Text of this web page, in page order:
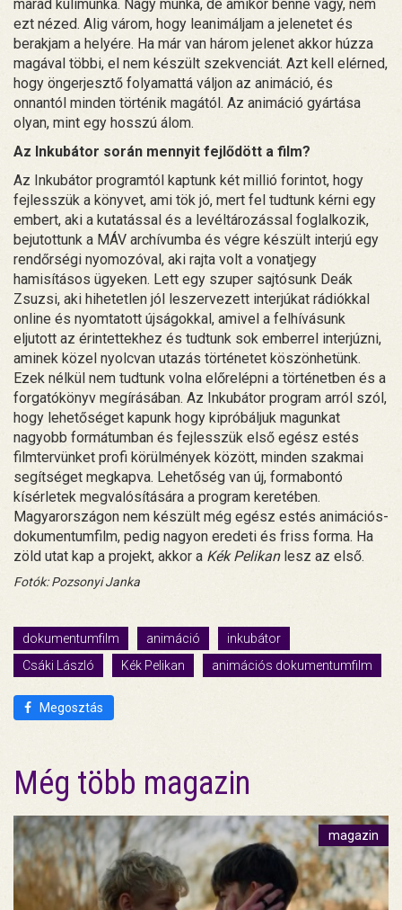
marad kulimunka. Nagy munka, de amikor benne vagy, nem
ezt nézed. Alig várom, hogy leanimáljam a jelenetet és
berakjam a helyére. Ha már van három jelenet akkor húzza
magával többi, el nem készült szekvenciát. Azt kell elérned,
hogy öngerjesztő folyamattá váljon az animáció, és
onnantól minden történik magától. Az animáció gyártása
olyan, mint egy hosszú álom.
Az Inkubátor során mennyit fejlődött a film?
Az Inkubátor programtól kaptunk két millió forintot, hogy
fejlesszük a könyvet, ami tök jó, mert fel tudtunk kérni egy
embert, aki a kutatással és a levéltározással foglalkozik,
bejutottunk a MÁV archívumba és végre készült interjú egy
rendőrségi nyomozóval, aki rajta volt a vonatjegy
hamisításos ügyeken. Lett egy szuper sajtósunk Deák
Zsuzsi, aki hihetetlen jól leszervezett interjúkat rádiókkal
online és nyomtatott újságokkal, amivel a felhívásunk
eljutott az érintettekhez és tudtunk sok emberrel interjúzni,
aminek közel nyolcvan utazás történetet köszönhetünk.
Ezek nélkül nem tudtunk volna előrelépni a történetben és a
forgatókönyv megírásában. Az Inkubátor program arról szól,
hogy lehetőséget kapunk hogy kipróbáljuk magunkat
nagyobb formátumban és fejlesszük első egész estés
filmtervünket profi körülmények között, minden szakmai
segítséget megkapva. Lehetőség van új, formabontó
kísérletek megvalósítására a program keretében.
Magyarországon nem készült még egész estés animációs-
dokumentumfilm, pedig nagyon eredeti és friss forma. Ha
zöld utat kap a projekt, akkor a Kék Pelikanlesz az első.
Fotók: Pozsonyi Janka
dokumentumfilm animáció
inkubátor
Csáki László
Kék Pelikan animációs dokumentumfilm
Megosztás
Még több magazin
magazin